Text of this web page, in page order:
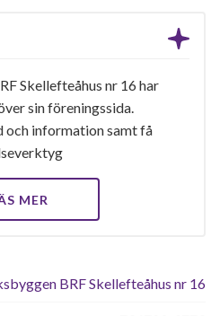
Skellefteåhus nr 16 har
sin föreningssida.
och information samt få
MER
BRF Skellefteåhus nr 16